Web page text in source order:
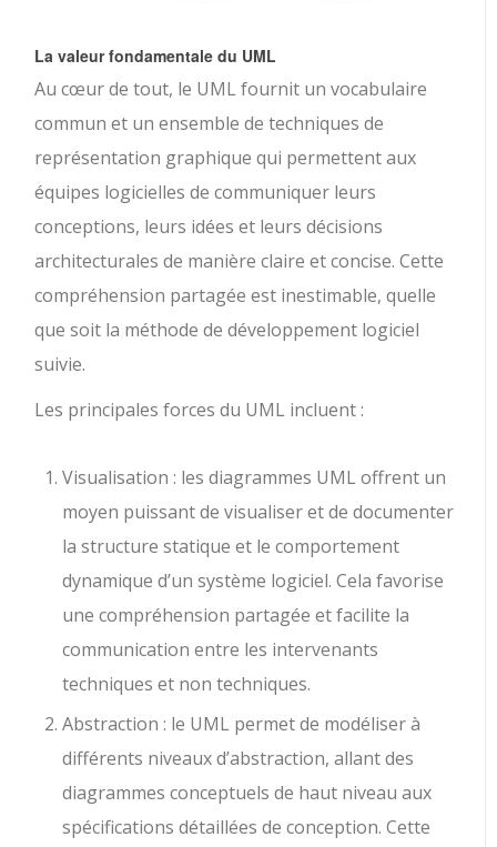
La valeur fondamentale du UML
Au cœur de tout, le UML fournit un vocabulaire
commun et un ensemble de techniques de
représentation graphique qui permettent aux
équipes logicielles de communiquer leurs
conceptions, leurs idées et leurs décisions
architecturales de manière claire et concise. Cette
compréhension partagée est inestimable, quelle
que soit la méthode de développement logiciel
suivie.
Les principales forces du UML incluent :
Visualisation : les diagrammes UML offrent un
moyen puissant de visualiser et de documenter
la structure statique et le comportement
dynamique d’un système logiciel. Cela favorise
une compréhension partagée et facilite la
communication entre les intervenants
techniques et non techniques.
Abstraction : le UML permet de modéliser à
différents niveaux d’abstraction, allant des
diagrammes conceptuels de haut niveau aux
spécifications détaillées de conception. Cette